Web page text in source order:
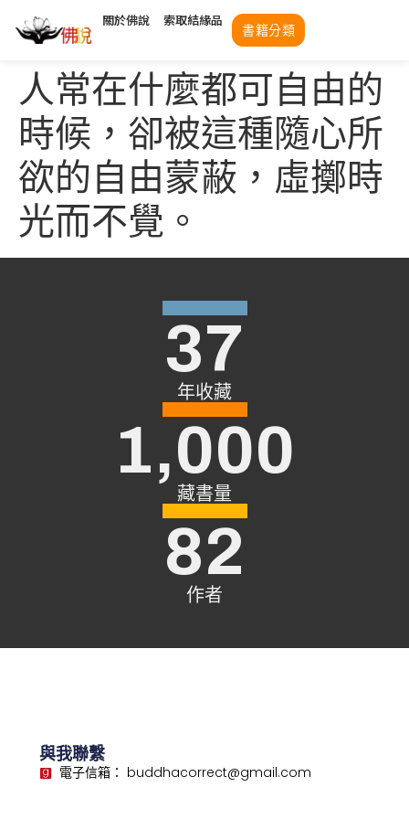
關於佛說 索取結緣品
書籍分類
人常在什麼都可自由的
時候，卻被這種隨心所
欲的自由蒙蔽，虛擲時
光而不覺。
年收藏
37
藏書量
1,000
作者
82
與我聯繫
電子信箱： buddhacorrect@gmail.com